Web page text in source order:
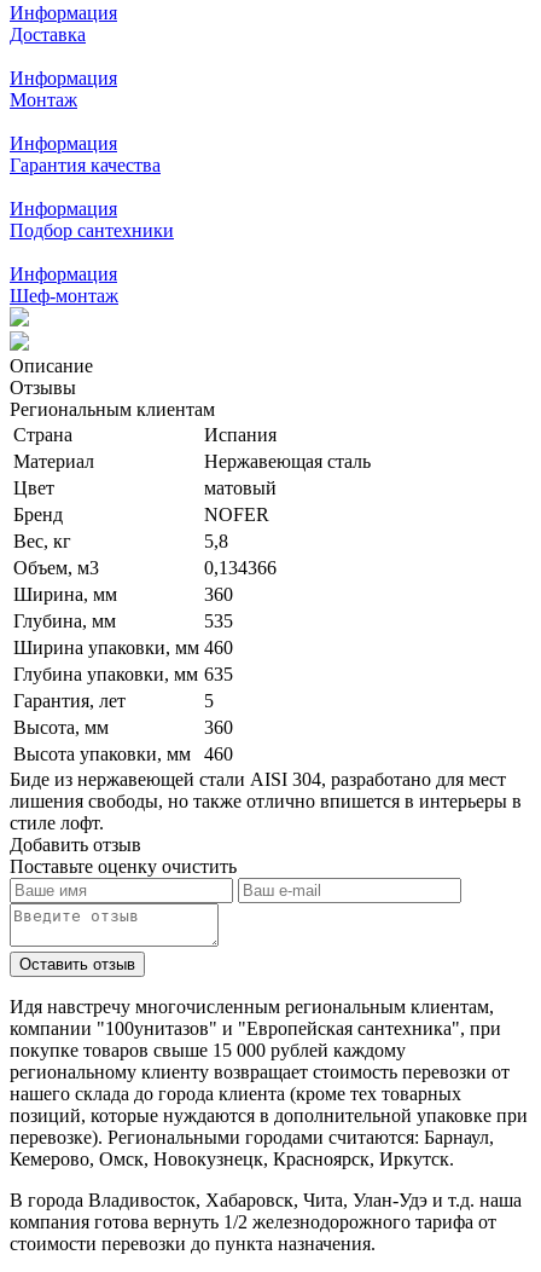
Информация
Доставка
Информация
Монтаж
Информация
Гарантия качества
Информация
Подбор сантехники
Информация
Шеф-монтаж
Описание
Отзывы
Региональным клиентам
Страна
Испания
Материал
Нержавеющая сталь
Цвет
матовый
Бренд
NOFER
Вес, кг
5,8
Объем, м3
0,134366
Ширина, мм
360
Глубина, мм
535
Ширина упаковки, мм 460
Глубина упаковки, мм 635
Гарантия, лет
5
Высота, мм
360
Высота упаковки, мм
460
Биде из нержавеющей стали AISI 304, разработано для мест
лишения свободы, но также отлично впишется в интерьеры в
стиле лофт.
Добавить отзыв
Поставьте оценку очистить
Идя навстречу многочисленным региональным клиентам,
компании "100унитазов" и "Европейская сантехника", при
покупке товаров свыше 15 000 рублей каждому
региональному клиенту возвращает стоимость перевозки от
нашего склада до города клиента (кроме тех товарных
позиций, которые нуждаются в дополнительной упаковке при
перевозке). Региональными городами считаются: Барнаул,
Кемерово, Омск, Новокузнецк, Красноярск, Иркутск.
В города Владивосток, Хабаровск, Чита, Улан-Удэ и т.д. наша
компания готова вернуть 1/2 железнодорожного тарифа от
стоимости перевозки до пункта назначения.